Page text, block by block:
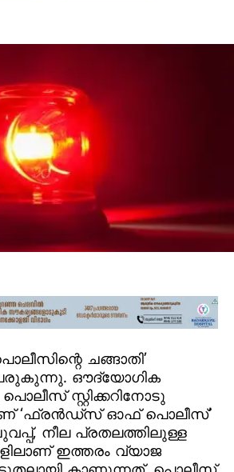
ചങ്ങാതി’
ഔദ്യോഗിക
സ്റ്റിക്കറിനോടു
‘ഫ്രൻഡ്സ് ഓഫ് പൊലീസ്’
നീല പ്രതലത്തിലുള്ള
ഇത്തരം വ്യാജ